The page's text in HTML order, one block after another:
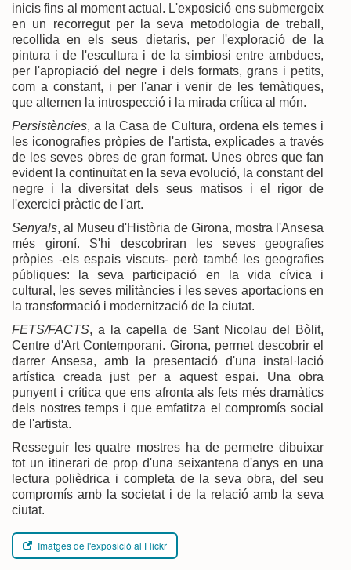
inicis fins al moment actual. L'exposició ens submergeix
en un recorregut per la seva metodologia de treball,
recollida en els seus dietaris, per l'exploració de la
pintura i de l'escultura i de la simbiosi entre ambdues,
per l'apropiació del negre i dels formats, grans i petits,
com a constant, i per l'anar i venir de les temàtiques,
que alternen la introspecció i la mirada crítica al món.
Persistències, a la Casa de Cultura, ordena els temes i
les iconografies pròpies de l'artista, explicades a través
de les seves obres de gran format. Unes obres que fan
evident la continuïtat en la seva evolució, la constant del
negre i la diversitat dels seus matisos i el rigor de
l'exercici pràctic de l'art.
Senyals, al Museu d'Història de Girona, mostra l'Ansesa
més gironí. S'hi descobriran les seves geografies
pròpies -els espais viscuts- però també les geografies
públiques: la seva participació en la vida cívica i
cultural, les seves militàncies i les seves aportacions en
la transformació i modernització de la ciutat.
FETS/FACTS, a la capella de Sant Nicolau del Bòlit,
Centre d'Art Contemporani. Girona, permet descobrir el
darrer Ansesa, amb la presentació d'una instal·lació
artística creada just per a aquest espai. Una obra
punyent i crítica que ens afronta als fets més dramàtics
dels nostres temps i que emfatitza el compromís social
de l'artista.
Resseguir les quatre mostres ha de permetre dibuixar
tot un itinerari de prop d'una seixantena d'anys en una
lectura polièdrica i completa de la seva obra, del seu
compromís amb la societat i de la relació amb la seva
ciutat.
Imatges de l'exposició al Flickr